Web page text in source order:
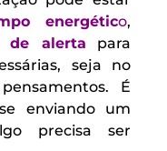
energético,
de alerta para
seja no
É
enviando um
precisa ser